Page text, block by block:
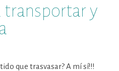
transportar y
que trasvasar? A mí sí!!!